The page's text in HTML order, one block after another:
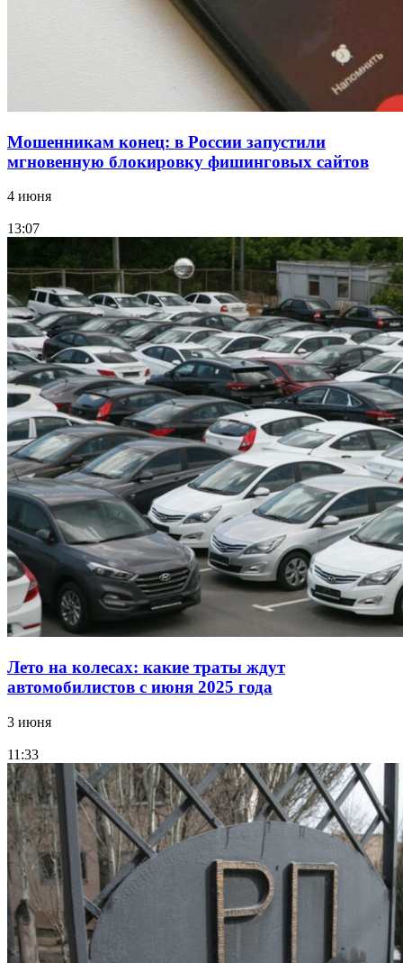
Мошенникам конец: в России запустили
мгновенную блокировку фишинговых сайтов
4 июня
13:07
Лето на колесах: какие траты ждут
автомобилистов с июня 2025 года
3 июня
11:33